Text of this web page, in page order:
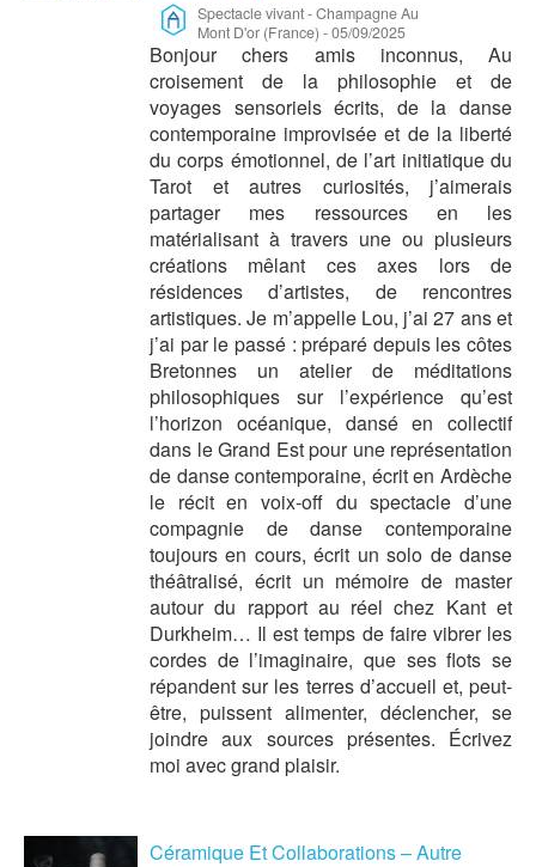
Spectacle vivant-Champagne Au
Mont D'or (France) -05/09/2025
Bonjour chers amis inconnus, Au
croisement de la philosophie et de
voyages sensoriels écrits, de la danse
contemporaine improvisée et de la liberté
du corps émotionnel, de l’art initiatique du
Tarot et autres curiosités, j’aimerais
partager mes ressources en les
matérialisant à travers une ou plusieurs
créations mêlant ces axes lors de
résidences d’artistes, de rencontres
artistiques. Je m’appelle Lou, j’ai 27 ans et
j’ai par le passé : préparé depuis les côtes
Bretonnes un atelier de méditations
philosophiques sur l’expérience qu’est
l’horizon océanique, dansé en collectif
dans le Grand Est pour une représentation
de danse contemporaine, écrit en Ardèche
le récit en voix-off du spectacle d’une
compagnie de danse contemporaine
toujours en cours, écrit un solo de danse
théâtralisé, écrit un mémoire de master
autour du rapport au réel chez Kant et
Durkheim… Il est temps de faire vibrer les
cordes de l’imaginaire, que ses flots se
répandent sur les terres d’accueil et, peut-
être, puissent alimenter, déclencher, se
joindre aux sources présentes. Écrivez
moi avec grand plaisir.
Céramique Et Collaborations – Autre